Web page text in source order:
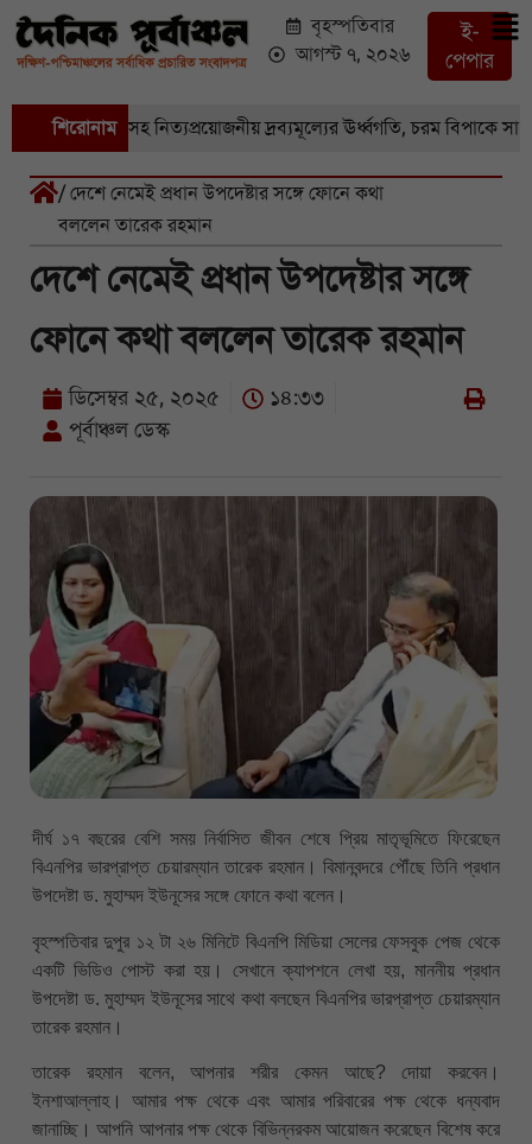
বৃহস্পতিবার
আগস্ট ৭, ২০২৬
ই-
পেপার
শিরোনাম
সবজি-সহ নিত্যপ্রয়োজনীয় দ্রব্যমূল্যের ঊর্ধ্বগতি, চরম বিপাকে সাধারণ
/ দেশে নেমেই প্রধান উপদেষ্টার সঙ্গে ফোনে কথা
বললেন তারেক রহমান
দেশে নেমেই প্রধান উপদেষ্টার সঙ্গে
ফোনে কথা বললেন তারেক রহমান
ডিসেম্বর ২৫, ২০২৫
১৪:৩৩
পূর্বাঞ্চল ডেস্ক
দীর্ঘ ১৭ বছরের বেশি সময় নির্বাসিত জীবন শেষে প্রিয় মাতৃভূমিতে ফিরেছেন
বিএনপির ভারপ্রাপ্ত চেয়ারম্যান তারেক রহমান। বিমানবন্দরে পৌঁছে তিনি প্রধান
উপদেষ্টা ড. মুহাম্মদ ইউনূসের সঙ্গে ফোনে কথা বলেন।
বৃহস্পতিবার দুপুর ১২ টা ২৬ মিনিটে বিএনপি মিডিয়া সেলের ফেসবুক পেজ থেকে
একটি ভিডিও পোস্ট করা হয়। সেখানে ক্যাপশনে লেখা হয়, মাননীয় প্রধান
উপদেষ্টা ড. মুহাম্মদ ইউনূসের সাথে কথা বলছেন বিএনপির ভারপ্রাপ্ত চেয়ারম্যান
তারেক রহমান।
তারেক রহমান বলেন, আপনার শরীর কেমন আছে? দোয়া করবেন।
ইনশাআল্লাহ। আমার পক্ষ থেকে এবং আমার পরিবারের পক্ষ থেকে ধন্যবাদ
জানাচ্ছি। আপনি আপনার পক্ষ থেকে বিভিন্নরকম আয়োজন করেছেন বিশেষ করে